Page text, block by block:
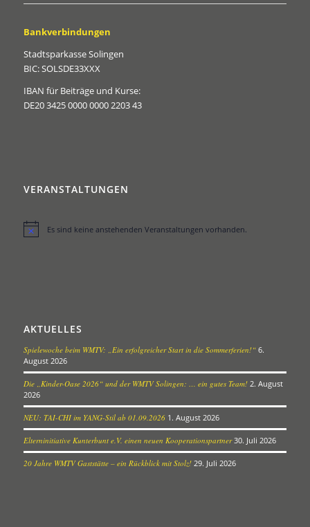
Bankverbindungen
Stadtsparkasse Solingen
BIC: SOLSDE33XXX
IBAN für Beiträge und Kurse:
DE20 3425 0000 0000 2203 43
VERANSTALTUNGEN
HinweisEs sind keine anstehenden Veranstaltungen vorhanden.
AKTUELLES
Spielewoche beim WMTV: „Ein erfolgreicher Start in die Sommerferien!“ 6.
August 2026
Die „Kinder-Oase 2026“ und der WMTV Solingen: … ein gutes Team! 2. August
2026
NEU: TAI-CHI im YANG-Stil ab 01.09.2026 1. August 2026
Elterninitiative Kunterbunt e.V. einen neuen Kooperationspartner 30. Juli 2026
20 Jahre WMTV Gaststätte – ein Rückblick mit Stolz! 29. Juli 2026